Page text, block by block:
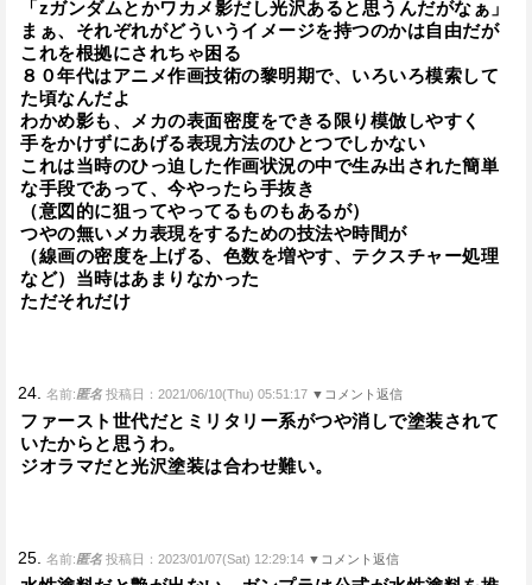
「zガンダムとかワカメ影だし光沢あると思うんだがなぁ」
まぁ、それぞれがどういうイメージを持つのかは自由だが
これを根拠にされちゃ困る
８０年代はアニメ作画技術の黎明期で、いろいろ模索して
た頃なんだよ
わかめ影も、メカの表面密度をできる限り模倣しやすく
手をかけずにあげる表現方法のひとつでしかない
これは当時のひっ迫した作画状況の中で生み出された簡単
な手段であって、今やったら手抜き
（意図的に狙ってやってるものもあるが）
つやの無いメカ表現をするための技法や時間が
（線画の密度を上げる、色数を増やす、テクスチャー処理
など）当時はあまりなかった
ただそれだけ
24. 名前:匿名 投稿日：2021/06/10(Thu) 05:51:17 ▼コメント返信
ファースト世代だとミリタリー系がつや消しで塗装されて
いたからと思うわ。
ジオラマだと光沢塗装は合わせ難い。
25. 名前:匿名 投稿日：2023/01/07(Sat) 12:29:14 ▼コメント返信